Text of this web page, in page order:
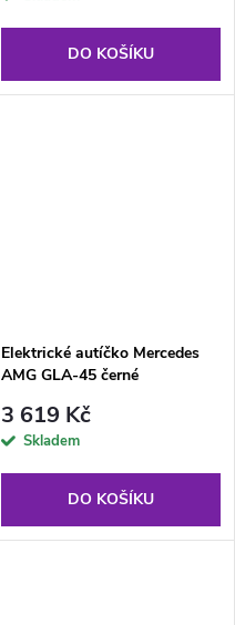
DO KOŠÍKU
Elektrické autíčko Mercedes
AMG GLA-45 černé
3 619 Kč
Skladem
DO KOŠÍKU